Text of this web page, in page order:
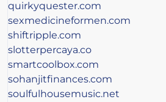
quirkyquester.com
sexmedicineformen.com
shiftripple.com
slotterpercaya.co
smartcoolbox.com
sohanjitfinances.com
soulfulhousemusic.net